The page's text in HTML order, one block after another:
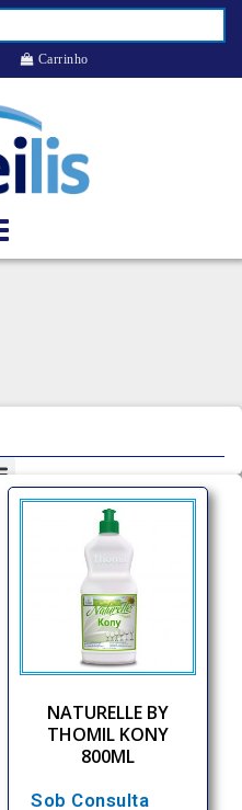
Carrinho
NATURELLE BY
THOMIL KONY
800ML
Sob Consulta